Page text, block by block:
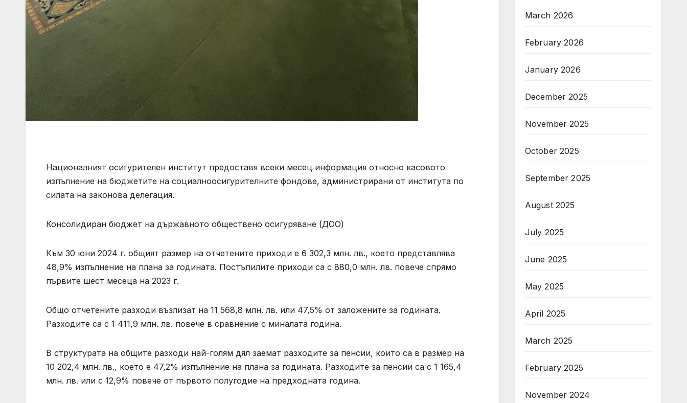
Националният осигурителен институт предоставя всеки месец информация относно касовото
изпълнение на бюджетите на социалноосигурителните фондове, администрирани от института по
силата на законова делегация.
Консолидиран бюджет на държавното обществено осигуряване (ДОО)
Към 30 юни 2024 г. общият размер на отчетените приходи е 6 302,3 млн. лв., което представлява
48,9% изпълнение на плана за годината. Постъпилите приходи са с 880,0 млн. лв. повече спрямо
първите шест месеца на 2023 г.
Общо отчетените разходи възлизат на 11 568,8 млн. лв. или 47,5% от заложените за годината.
Разходите са с 1 411,9 млн. лв. повече в сравнение с миналата година.
В структурата на общите разходи най-голям дял заемат разходите за пенсии, които са в размер на
10 202,4 млн. лв., което е 47,2% изпълнение на плана за годината. Разходите за пенсии са с 1 165,4
млн. лв. или с 12,9% повече от първото полугодие на предходната година.
March 2026
February 2026
January 2026
December 2025
November 2025
October 2025
September 2025
August 2025
July 2025
June 2025
May 2025
April 2025
March 2025
February 2025
November 2024